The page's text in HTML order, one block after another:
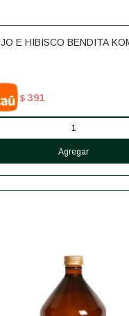
E HIBISCO BENDITA
$ 391